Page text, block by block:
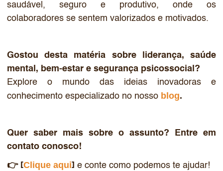
saudável, seguro e produtivo, onde os
colaboradores se sentem valorizados e motivados.
Gostou desta matéria sobre liderança, saúde
mental, bem-estar e segurança psicossocial?
Explore o mundo das ideias inovadoras e
conhecimento especializado no nosso blog.
Quer saber mais sobre o assunto? Entre em
contato conosco!
👉 [Clique aqui]e conte como podemos te ajudar!